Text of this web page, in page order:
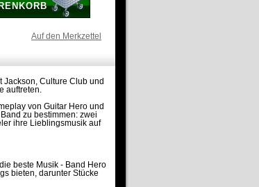
Auf den Merkzettel
Jackson, Culture Club und
auftreten.
von Guitar Hero und
zu bestimmen: zwei
ihre Lieblingsmusik auf
beste Musik - Band Hero
bieten, darunter Stücke